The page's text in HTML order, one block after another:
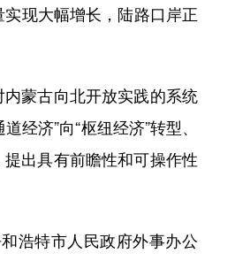
现大幅增长，陆路口岸正
蒙古向北开放实践的系统
济”向“枢纽经济”转型、
出具有前瞻性和可操作性
浩特市人民政府外事办公